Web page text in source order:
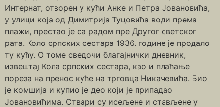
Интернат, отворен у кући Анке и Петра Јовановића,
у улици која од Димитрија Туцовића води према
плажи, престао је са радом пре Другог светског
рата. Коло српских сестара 1936. године је продало
ту кућу. О томе сведочи благајнички дневник,
извештај Кола српских сестара, као и плаћање
пореза на пренос куће на трговца Никачевића. Био
је комшија и купио је део који је припадао
Јовановићима. Ствари су исељене и стављене у